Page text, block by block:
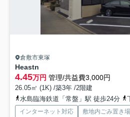
倉敷市東塚
Heastn
4.45万円 管理/共益費3,000円
26.05㎡ (1K) /築3年 /2階建
水島臨海鉄道「常盤」駅 徒歩24分
インターネット対応 敷地内ごみ置き場